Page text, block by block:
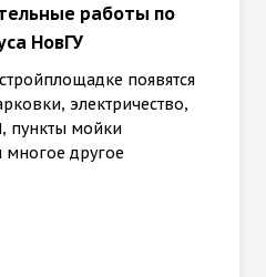
работы по
НовГУ
появятся
электричество,
пункты мойки
многое другое